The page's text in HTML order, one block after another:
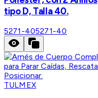
tipo D, Talla 40.
5271-405271-40
TULMEX